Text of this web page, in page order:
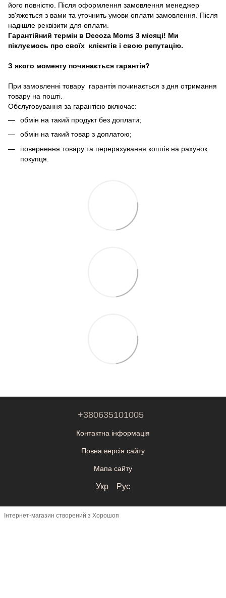
його повністю. Після оформлення замовлення менеджер
зв'яжеться з вами та уточнить умови оплати замовлення. Після
надішле реквізити для оплати.
Гарантійний термін в Decoza Moms 3 місяці! Ми
піклуємось про своїх клієнтів і свою репутацію.
З якого моменту починається гарантія?
При замовленні товару гарантія починається з дня отримання
товару на пошті.
Обслуговування за гарантією включає:
обмін на такий продукт без доплати;
обмін на такий товар з доплатою;
повернення товару та перерахування коштів на рахунок
покупця.
+380635101005
Контактна інформація
Повна версія сайту
Мапа сайту
Укр Рус
Інтернет-магазин створений з Хорошоп